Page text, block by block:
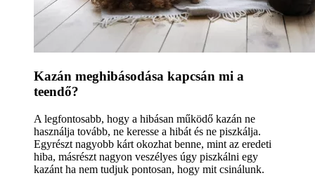
Kazán meghibásodása kapcsán mi a
teendő?
A legfontosabb, hogy a hibásan működő kazán ne
használja tovább, ne keresse a hibát és ne piszkálja.
Egyrészt nagyobb kárt okozhat benne, mint az eredeti
hiba, másrészt nagyon veszélyes úgy piszkálni egy
kazánt ha nem tudjuk pontosan, hogy mit csinálunk.